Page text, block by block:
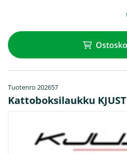
Tuotenro 202657
Kattoboksilaukku